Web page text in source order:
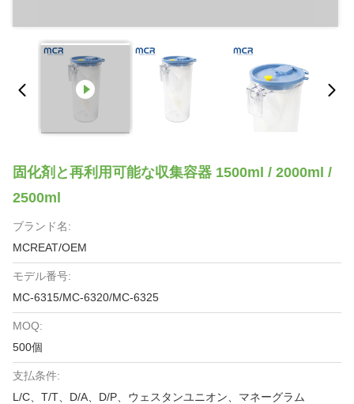
固化剤と再利用可能な収集容器 1500ml / 2000ml /
2500ml
ブランド名:
MCREAT/OEM
モデル番号:
MC-6315/MC-6320/MC-6325
MOQ:
500個
支払条件:
L/C、T/T、D/A、D/P、ウェスタンユニオン、マネーグラム